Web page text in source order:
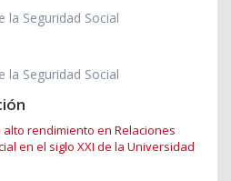
la Seguridad Social
la Seguridad Social
rendimiento en Relaciones
en el siglo XXI de la Universidad